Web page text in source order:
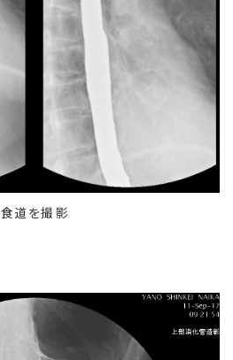
食道を撮影